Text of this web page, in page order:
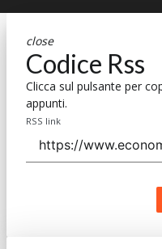
close
Codice Rss
Clicca sul pulsante per
appunti.
RSS link